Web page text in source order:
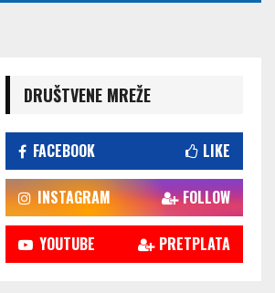
DRUŠTVENE MREŽE
FACEBOOK LIKE
INSTAGRAM FOLLOW
YOUTUBE PRETPLATA